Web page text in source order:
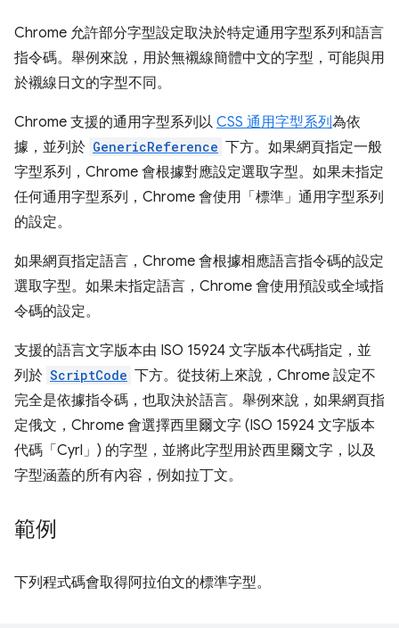
Chrome 允許部分字型設定取決於特定通用字型系列和語言
指令碼。舉例來說，用於無襯線簡體中文的字型，可能與用
於襯線日文的字型不同。
Chrome 支援的通用字型系列以 CSS 通用字型系列為依
據，並列於 GenericReference 下方。如果網頁指定一般
字型系列，Chrome 會根據對應設定選取字型。如果未指定
任何通用字型系列，Chrome 會使用「標準」通用字型系列
的設定。
如果網頁指定語言，Chrome 會根據相應語言指令碼的設定
選取字型。如果未指定語言，Chrome 會使用預設或全域指
令碼的設定。
支援的語言文字版本由 ISO 15924 文字版本代碼指定，並
列於 ScriptCode 下方。從技術上來說，Chrome 設定不
完全是依據指令碼，也取決於語言。舉例來說，如果網頁指
定俄文，Chrome 會選擇西里爾文字 (ISO 15924 文字版本
代碼「Cyrl」) 的字型，並將此字型用於西里爾文字，以及
字型涵蓋的所有內容，例如拉丁文。
範例
下列程式碼會取得阿拉伯文的標準字型。